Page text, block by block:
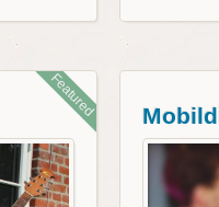
Featured